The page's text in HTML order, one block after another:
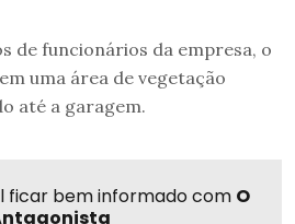
de funcionários da empresa, o
uma área de vegetação
até a garagem.
ficar bem informado com O